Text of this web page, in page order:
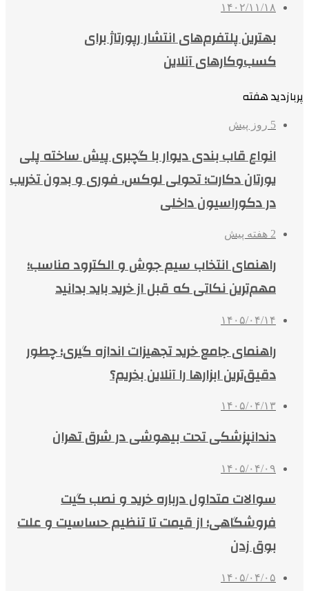
۱۴۰۲/۱۱/۱۸
بهترین پلتفرم‌های انتشار رپورتاژ برای
کسب‌وکارهای آنلاین
پربازدید هفته
5 روز پیش
انواع قاب بندی دیوار با گچبری پیش ساخته پلی
یورتان دکارت؛ تحولی لوکس، فوری و بدون تخریب
در دکوراسیون داخلی
2 هفته پیش
راهنمای انتخاب سیم جوش و الکترود مناسب؛
مهم‌ترین نکاتی که قبل از خرید باید بدانید
۱۴۰۵/۰۴/۱۴
راهنمای جامع خرید تجهیزات اندازه گیری؛ چطور
دقیق‌ترین ابزارها را آنلاین بخریم؟
۱۴۰۵/۰۴/۱۳
دندانپزشکی تحت بیهوشی در شرق تهران
۱۴۰۵/۰۴/۰۹
سوالات متداول درباره خرید و نصب گیت
فروشگاهی؛ از قیمت تا تنظیم حساسیت و علت
بوق زدن
۱۴۰۵/۰۴/۰۵